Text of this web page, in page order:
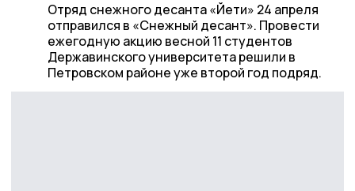
Отряд снежного десанта «Йети» 24 апреля
отправился в «Снежный десант». Провести
ежегодную акцию весной 11 студентов
Державинского университета решили в
Петровском районе уже второй год подряд.